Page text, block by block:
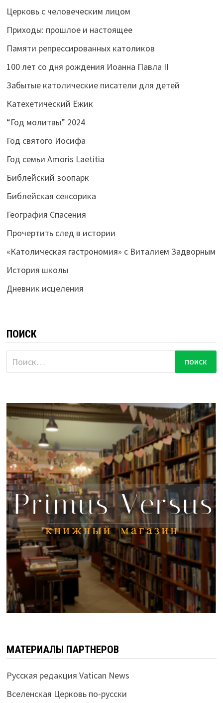
Церковь с человеческим лицом
Приходы: прошлое и настоящее
Памяти репрессированных католиков
100 лет со дня рождения Иоанна Павла II
Забытые католические писатели для детей
Катехетический Ёжик
“Год молитвы” 2024
Год святого Иосифа
Год семьи Amoris Laetitia
Библейский зоопарк
Библейская сенсорика
География Спасения
Прочертить след в истории
«Католическая гастрономия» с Виталием Задворным
История школы
Дневник исцеления
ПОИСК
Найти:
МАТЕРИАЛЫ ПАРТНЕРОВ
Русская редакция Vatican News
Вселенская Церковь по-русски